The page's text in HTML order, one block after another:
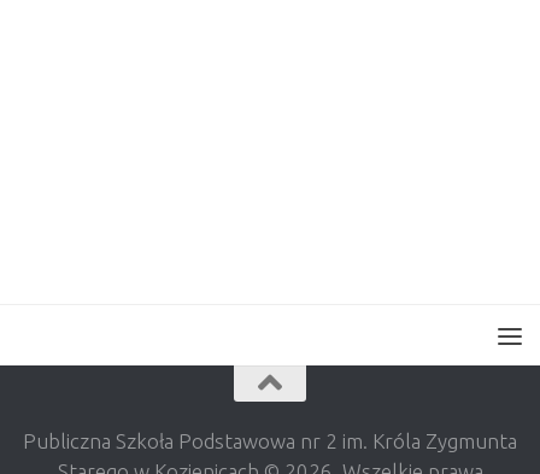
Publiczna Szkoła Podstawowa nr 2 im. Króla Zygmunta